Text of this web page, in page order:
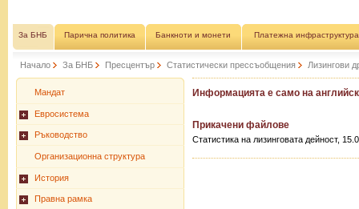
За БНБ Парична политика Банкноти и монети Платежна инфраструктура
Начало За БНБ Пресцентър Статистически прессъобщения Лизингови
Мандат
Евросистема
Ръководство
Организационна структура
История
Правна рамка
Информацията е само на
Прикачени файлове
Статистика на лизинговата дейност,